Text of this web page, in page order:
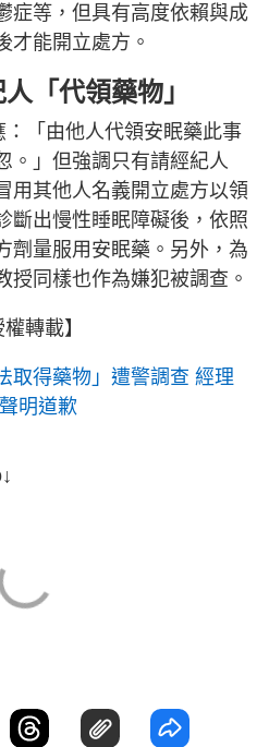
症等，但具有高度依賴與成
才能開立處方。
「代領藥物」
「由他人代領安眠藥此事
。」但強調只有請經紀人
用其他人名義開立處方以領
斷出慢性睡眠障礙後，依照
劑量服用安眠藥。另外，為
授同樣也作為嫌犯被調查。
轉載】
取得藥物」遭警調查 經理
明道歉